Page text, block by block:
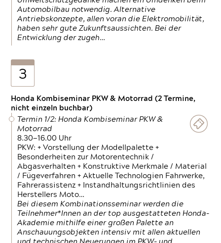
Automobilbau notwendig. Alternative
Antriebskonzepte, allen voran die Elektromobilität,
haben sehr gute Zukunftsaussichten. Bei der
Entwicklung der zugeh…
3
Honda Kombiseminar PKW & Motorrad (2 Termine,
nicht einzeln buchbar)
Termin 1/2: Honda Kombiseminar PKW &
Motorrad
8.30—16.00 Uhr
PKW: + Vorstellung der Modellpalette +
Besonderheiten zur Motorentechnik /
Abgasverhalten + Konstruktive Merkmale / Material
/ Fügeverfahren + Aktuelle Technologien Fahrwerke,
Fahrerassistenz + Instandhaltungsrichtlinien des
Herstellers Moto…
Bei diesem Kombinationsseminar werden die
Teilnehmer*Innen an der top ausgestatteten Honda-
Akademie mithilfe einer großen Palette an
Anschauungsobjekten intensiv mit allen aktuellen